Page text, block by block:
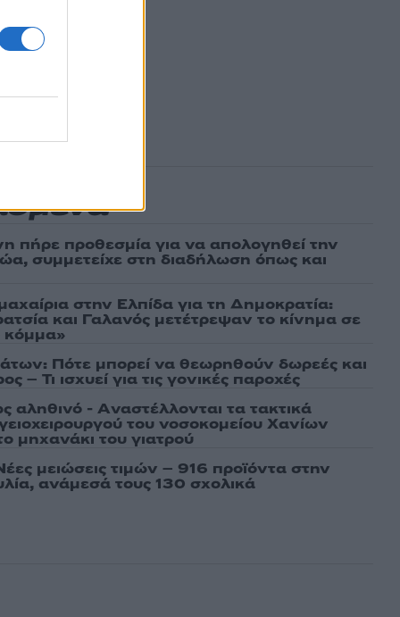
πήρε προθεσμία για να απολογηθεί την
συμμετείχε στη διαδήλωση όπως και
στην Ελπίδα για τη Δημοκρατία:
και Γαλανός μετέτρεψαν το κίνημα σε
κόμμα»
Πότε μπορεί να θεωρηθούν δωρεές και
– Τι ισχυεί για τις γονικές παροχές
αληθινό - Aναστέλλονται τα τακτικά
του νοσοκομείου Χανίων
μηχανάκι του γιατρού
μειώσεις τιμών – 916 προϊόντα στην
ανάμεσά τους 130 σχολικά